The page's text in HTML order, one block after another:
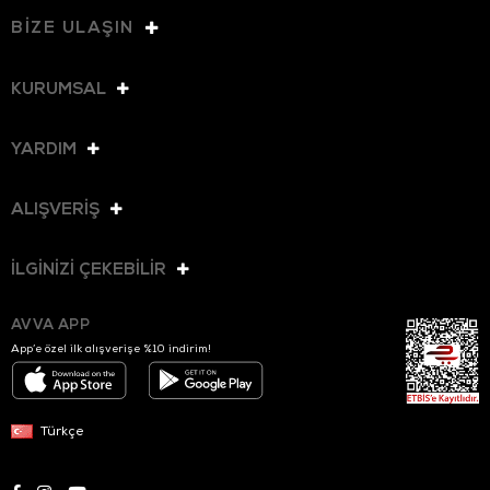
BİZE ULAŞIN
KURUMSAL
YARDIM
ALIŞVERİŞ
İLGİNİZİ ÇEKEBİLİR
AVVA APP
App’e özel ilk alışverişe %10 indirim!
Türkçe